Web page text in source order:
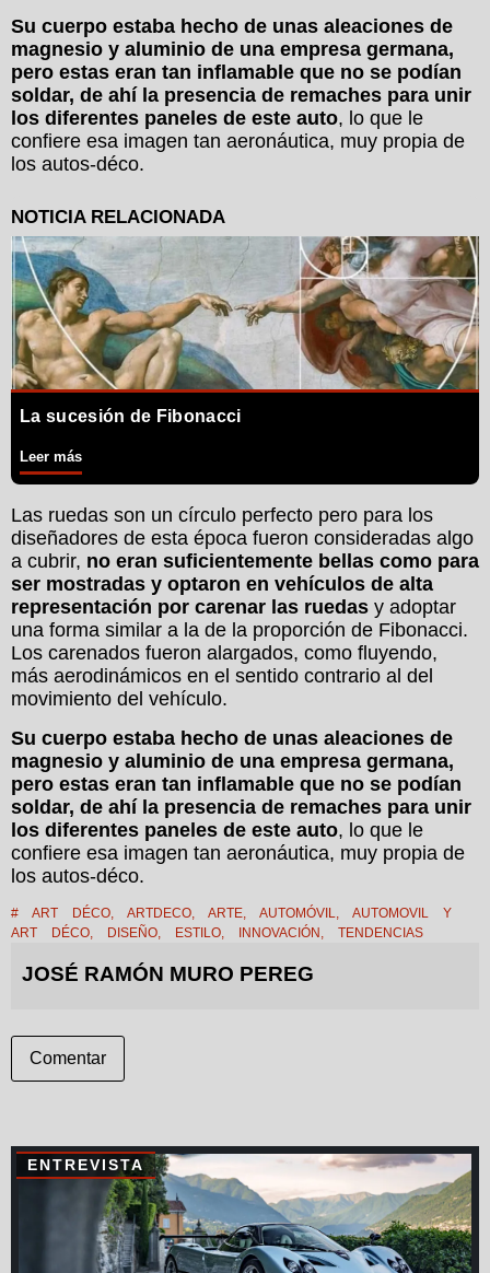
Su cuerpo estaba hecho de unas aleaciones de
magnesio y aluminio de una empresa germana,
pero estas eran tan inflamable que no se podían
soldar, de ahí la presencia de remaches para unir
los diferentes paneles de este auto, lo que le
confiere esa imagen tan aeronáutica, muy propia de
los autos-déco.
La sucesión de Fibonacci
Leer más
Las ruedas son un círculo perfecto pero para los
diseñadores de esta época fueron consideradas algo
a cubrir, no eran suficientemente bellas como para
ser mostradas y optaron en vehículos de alta
representación por carenar las ruedas y adoptar
una forma similar a la de la proporción de Fibonacci.
Los carenados fueron alargados, como fluyendo,
más aerodinámicos en el sentido contrario al del
movimiento del vehículo.
Su cuerpo estaba hecho de unas aleaciones de
magnesio y aluminio de una empresa germana,
pero estas eran tan inflamable que no se podían
soldar, de ahí la presencia de remaches para unir
los diferentes paneles de este auto, lo que le
confiere esa imagen tan aeronáutica, muy propia de
los autos-déco.
# ART DÉCO, ARTDECO, ARTE, AUTOMÓVIL, AUTOMOVIL Y
ART DÉCO, DISEÑO, ESTILO, INNOVACIÓN , TENDENCIAS
JOSÉ RAMÓN MURO PEREG
Comentar
ENTREVISTA